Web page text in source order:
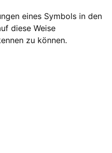
eines Symbols in den
diese Weise
zu können.